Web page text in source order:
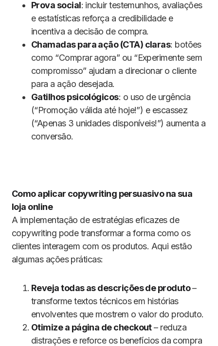
Prova social: incluir testemunhos, avaliações
e estatísticas reforça a credibilidade e
incentiva a decisão de compra.
Chamadas para ação (CTA) claras: botões
como “Comprar agora” ou “Experimente sem
compromisso” ajudam a direcionar o cliente
para a ação desejada.
Gatilhos psicológicos: o uso de urgência
(“Promoção válida até hoje!”) e escassez
(“Apenas 3 unidades disponíveis!”) aumenta a
conversão.
Como aplicar copywriting persuasivo na sua
loja online
A implementação de estratégias eficazes de
copywriting pode transformar a forma como os
clientes interagem com os produtos. Aqui estão
algumas ações práticas:
Reveja todas as descrições de produto–
transforme textos técnicos em histórias
envolventes que mostrem o valor do produto.
Otimize a página de checkout– reduza
distrações e reforce os benefícios da compra